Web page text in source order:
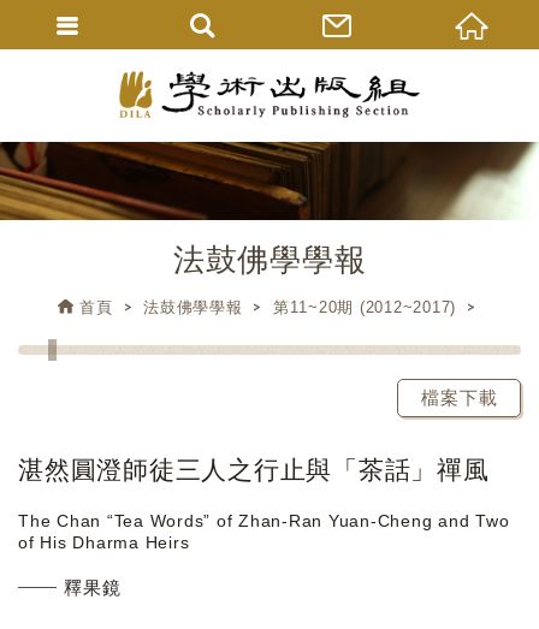
法鼓佛學學報
首頁 法鼓佛學學報 第11~20期 (2012~2017)
檔案下載
湛然圓澄師徒三人之行止與「茶話」禪風
The Chan “Tea Words” of Zhan-Ran Yuan-Cheng and Two
of His Dharma Heirs
釋果鏡